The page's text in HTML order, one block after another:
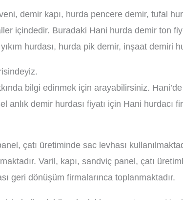
demir kapı, hurda pencere demir, tufal
içindedir. Buradaki Hani hurda demir ton
hurdası, hurda pik demir, inşaat demiri
bilgi edinmek için arayabilirsiniz.
anlık demir hurdası fiyatı için Hani hurdacı
çatı üretiminde sac levhası
Varil, kapı, sandviç panel, çatı
geri dönüşüm firmalarınca toplanmaktadır.